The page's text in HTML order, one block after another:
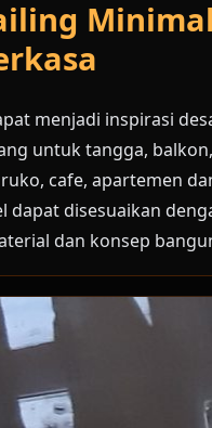
menjadi inspirasi
untuk tangga,
cafe, apartemen
dapat disesuaikan
dan konsep